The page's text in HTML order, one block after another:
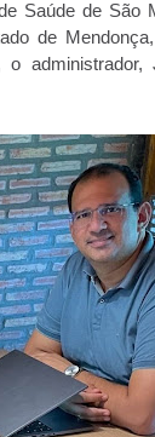
Saúde de São
de
administrador,